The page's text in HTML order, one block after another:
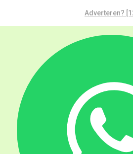
Adverteren?